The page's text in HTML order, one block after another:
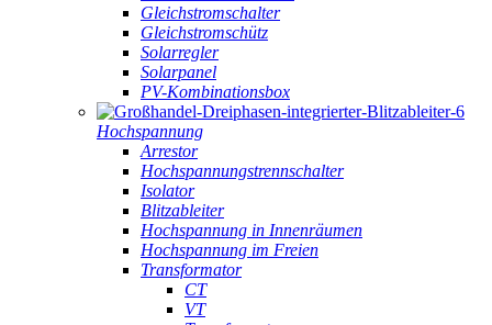
Gleichstromschalter
Gleichstromschütz
Solarregler
Solarpanel
PV-Kombinationsbox
Hochspannung
Arrestor
Hochspannungstrennschalter
Isolator
Blitzableiter
Hochspannung in Innenräumen
Hochspannung im Freien
Transformator
CT
VT